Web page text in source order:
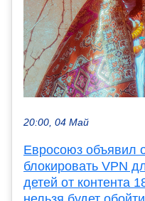
20:00, 04 Май
Евросоюз объявил
блокировать VPN
детей от контента